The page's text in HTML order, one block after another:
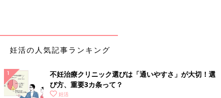
Amazonで見る
妊活の人気記事ランキング
不妊治療クリニック選びは「通いやすさ」が大切！選
び方、重要3カ条って？
妊活